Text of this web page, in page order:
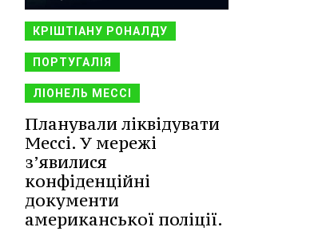
КРІШТІАНУ РОНАЛДУ
ПОРТУГАЛІЯ
ЛІОНЕЛЬ МЕССІ
Планували ліквідувати
Мессі. У мережі
з’явилися
конфіденційні
документи
американської поліції.